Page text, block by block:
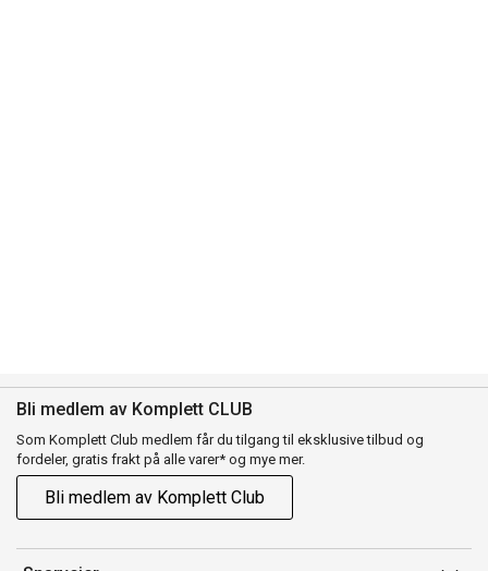
Bli medlem av Komplett CLUB
Som Komplett Club medlem får du tilgang til eksklusive tilbud og
fordeler, gratis frakt på alle varer* og mye mer.
Bli medlem av Komplett Club